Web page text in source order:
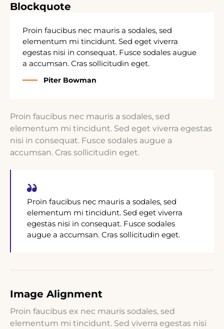
Blockquote
Proin faucibus nec mauris a sodales, sed
elementum mi tincidunt. Sed eget viverra
egestas nisi in consequat. Fusce sodales augue
a accumsan. Cras sollicitudin eget.
Piter Bowman
Proin faucibus nec mauris a sodales, sed
elementum mi tincidunt. Sed eget viverra egestas
nisi in consequat. Fusce sodales augue a
accumsan. Cras sollicitudin eget.
Proin faucibus nec mauris a sodales, sed
elementum mi tincidunt. Sed eget viverra
egestas nisi in consequat. Fusce sodales
augue a accumsan. Cras sollicitudin eget.
Image Alignment
Proin faucibus ex nec mauris sodales, sed
elementum mi tincidunt. Sed viverra egestas nisi